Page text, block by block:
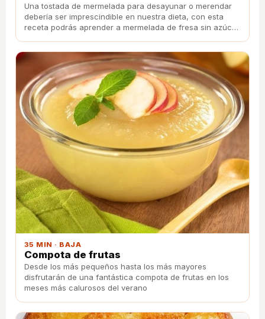
Una tostada de mermelada para desayunar o merendar
debería ser imprescindible en nuestra dieta, con esta
receta podrás aprender a mermelada de fresa sin azúcar
35 MIN · BAJA
Compota de frutas
Desde los más pequeños hasta los más mayores
disfrutarán de una fantástica compota de frutas en los
meses más calurosos del verano